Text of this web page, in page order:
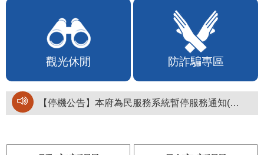
觀光休閒 防詐騙專區
【停機公告】本府為民服務系統暫停服務通知(停止服務時間：115年8月6日17時至19時)